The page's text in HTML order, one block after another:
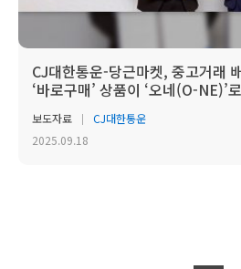
CJ대한통운-당근마켓, 중고거래
‘바로구매’ 상품이 ‘오네(O-NE)’
보도자료
CJ대한통운
2025.09.18